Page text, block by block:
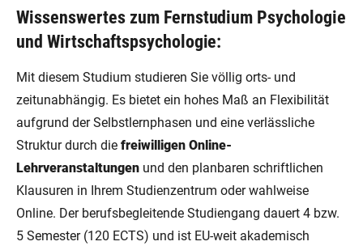
Wissenswertes zum Fernstudium Psychologie
und Wirtschaftspsychologie:
Mit diesem Studium studieren Sie völlig orts- und
zeitunabhängig. Es bietet ein hohes Maß an Flexibilität
aufgrund der Selbstlernphasen und eine verlässliche
Struktur durch die freiwilligen Online-
Lehrveranstaltungen und den planbaren schriftlichen
Klausuren in Ihrem Studienzentrum oder wahlweise
Online. Der berufsbegleitende Studiengang dauert 4 bzw.
5 Semester (120 ECTS) und ist EU-weit akademisch